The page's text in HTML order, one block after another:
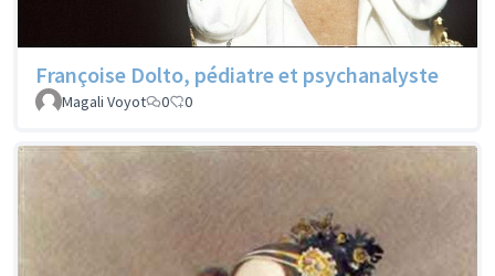
Françoise Dolto, pédiatre et psychanalyste
Magali Voyot 0 0